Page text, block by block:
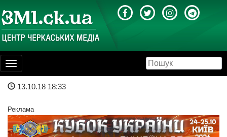
Toggle
navigation
13.10.18 18:33
Реклама